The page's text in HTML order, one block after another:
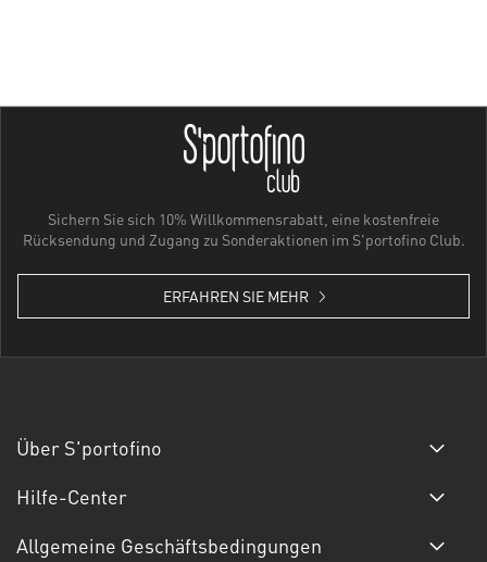
Sichern Sie sich 10% Willkommensrabatt, eine kostenfreie
Rücksendung und Zugang zu Sonderaktionen im S'portofino Club.
ERFAHREN SIE MEHR
Über S'portofino
Hilfe-Center
Allgemeine Geschäftsbedingungen